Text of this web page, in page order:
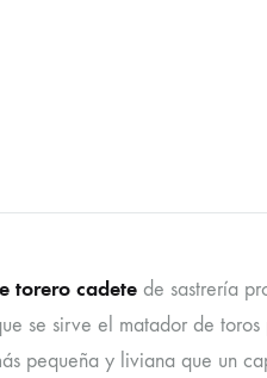
torero cadete de sastrería
se sirve el matador de
pequeña y liviana que un